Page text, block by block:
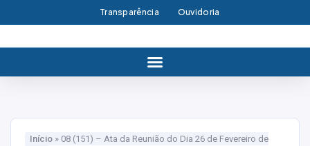
Transparência Ouvidoria
Início » 08 (151) – Ata da Reunião do Dia 26 de Fevereiro de